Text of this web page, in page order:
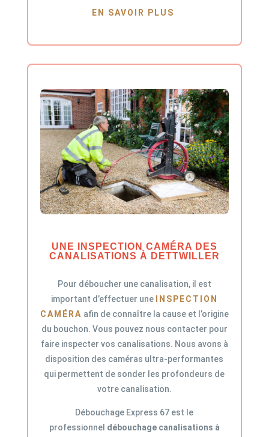
EN SAVOIR PLUS
UNE INSPECTION CAMÉRA DES
CANALISATIONS À DETTWILLER
Pour déboucher une canalisation, il est
important d’effectuer une
INSPECTION
CAMÉRA afin de connaître la cause et l’origine
du bouchon. Vous pouvez nous contacter pour
faire inspecter vos canalisations. Nous avons à
disposition des caméras ultra-performantes
qui permettent de sonder les profondeurs de
votre canalisation.
Débouchage Express 67 est le
professionnel débouchage canalisations à